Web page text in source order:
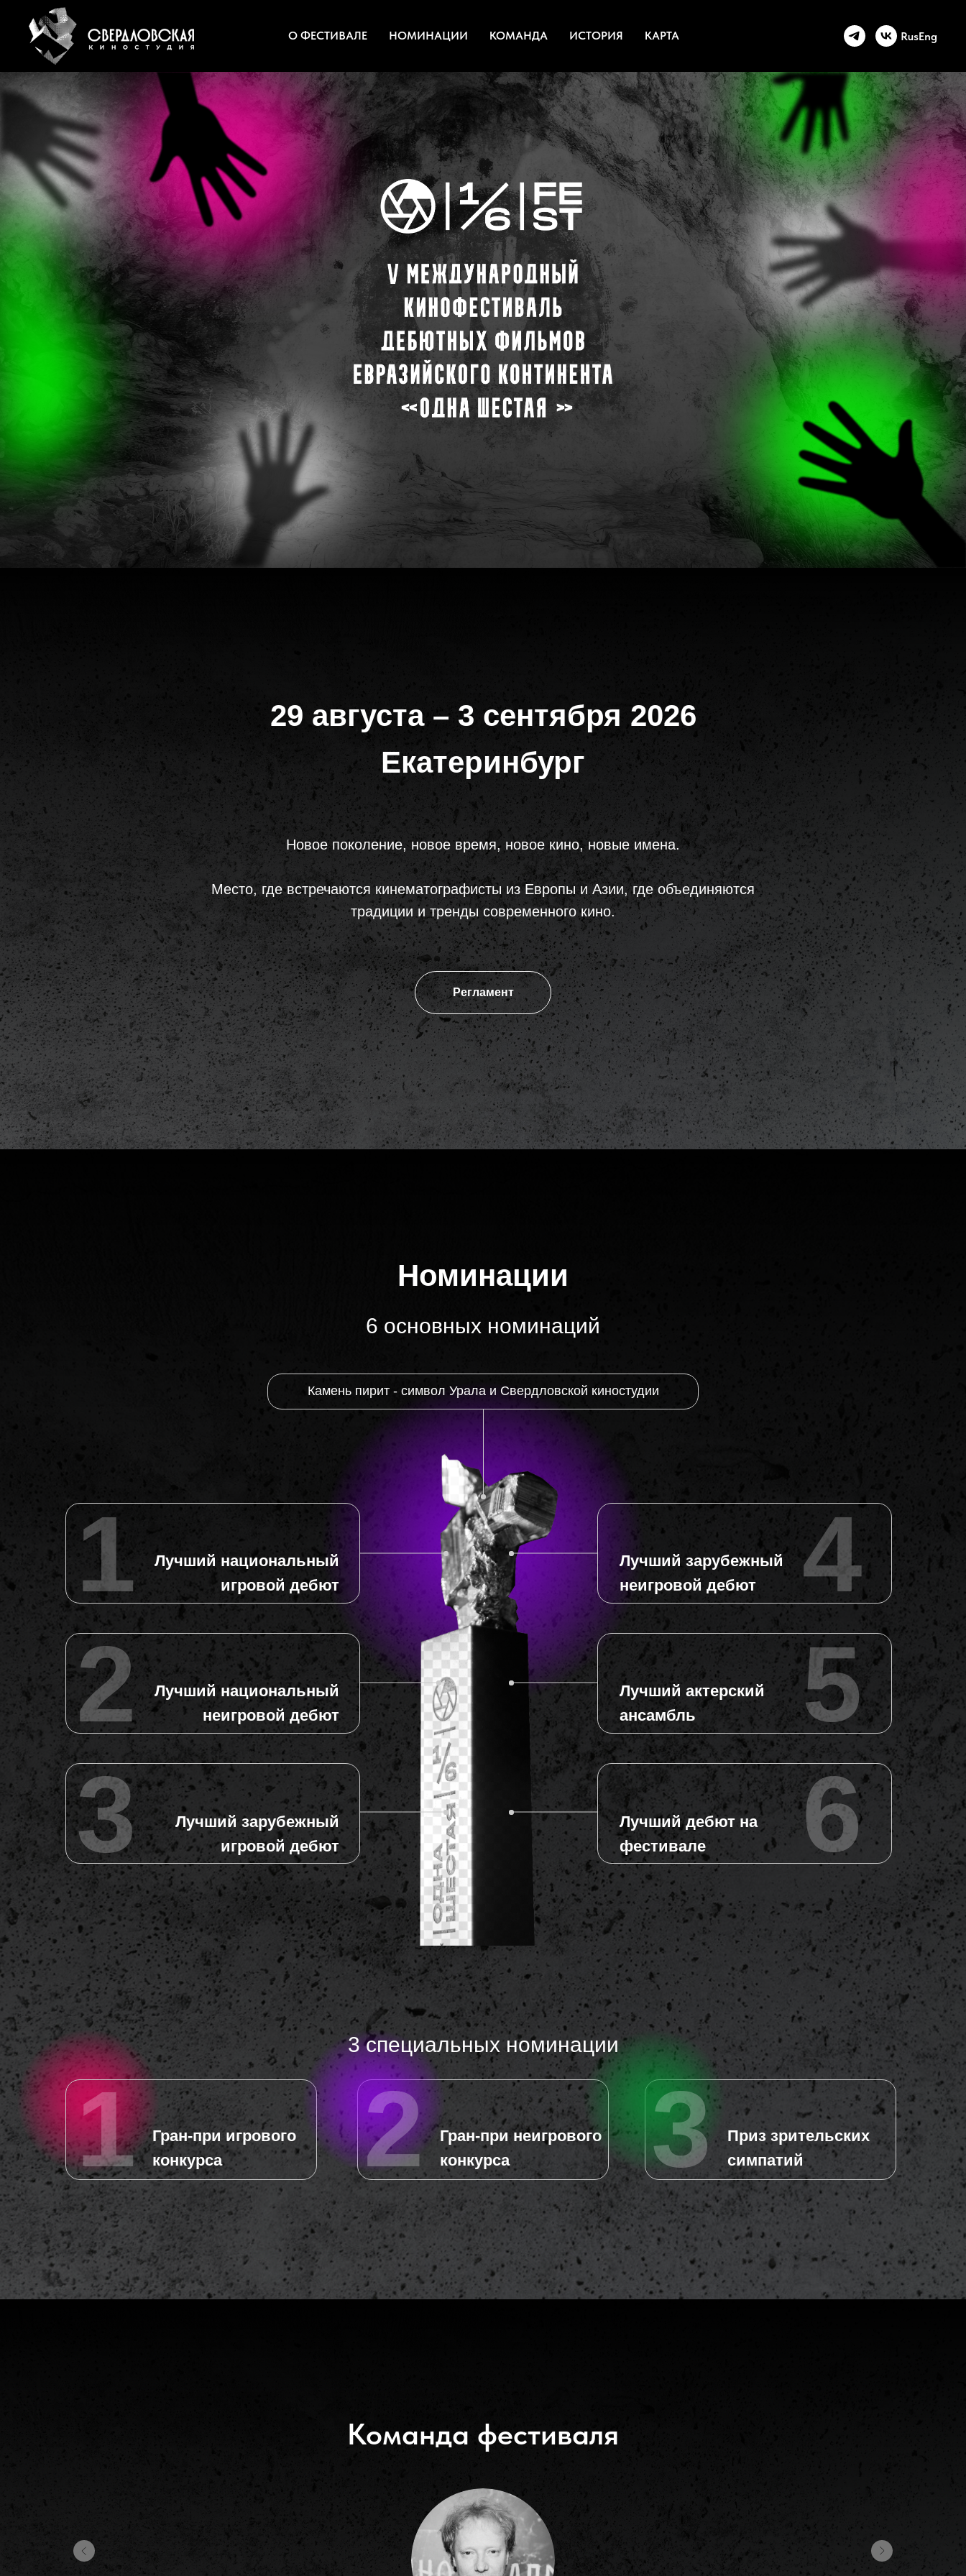
О ФЕСТИВАЛЕ НОМИНАЦИИ КОМАНДА ИСТОРИЯ КАРТА RusEng
Лучший национальный
неигровой дебют
Лучший зарубежный
игровой дебют
Лучший зарубежный
неигровой дебют
Лучший актерский
ансамбль
Лучший дебют на
фестивале
Номинации
2
Лучший национальный
игровой дебют
3
1
4
5
6
6 основных номинаций
Камень пирит - символ Урала и Свердловской киностудии
Гран-при игрового
конкурса
1
Гран-при неигрового
конкурса
2 3
3 специальных номинации
Приз зрительских
симпатий
Новое поколение, новое время, новое кино, новые имена.
Место, где встречаются кинематографисты из Европы и Азии, где объединяются
традиции и тренды современного кино.
29 августа – 3 сентября 2026
Екатеринбург
Регламент
Лучший национальный
неигровой дебют
Лучший зарубежный
игровой дебют
Лучший зарубежный
неигровой дебют
Лучший актерский
ансамбль
Лучший дебют на
фестивале
Номинации
2
Лучший национальный
игровой дебют
3
1
4
5
6
6 основных номинаций
Камень пирит - символ Урала и Свердловской киностудии
Гран-при игрового
конкурса
1
Гран-при неигрового
конкурса
2 3
3 специальных номинации
Приз зрительских
симпатий
Новое поколение, новое время, новое кино, новые имена.
Место, где встречаются кинематографисты из Европы и Азии, где объединяются
традиции и тренды современного кино.
25-30 сентября 2025 года
Екатеринбург
Регламент
Команда фестиваля